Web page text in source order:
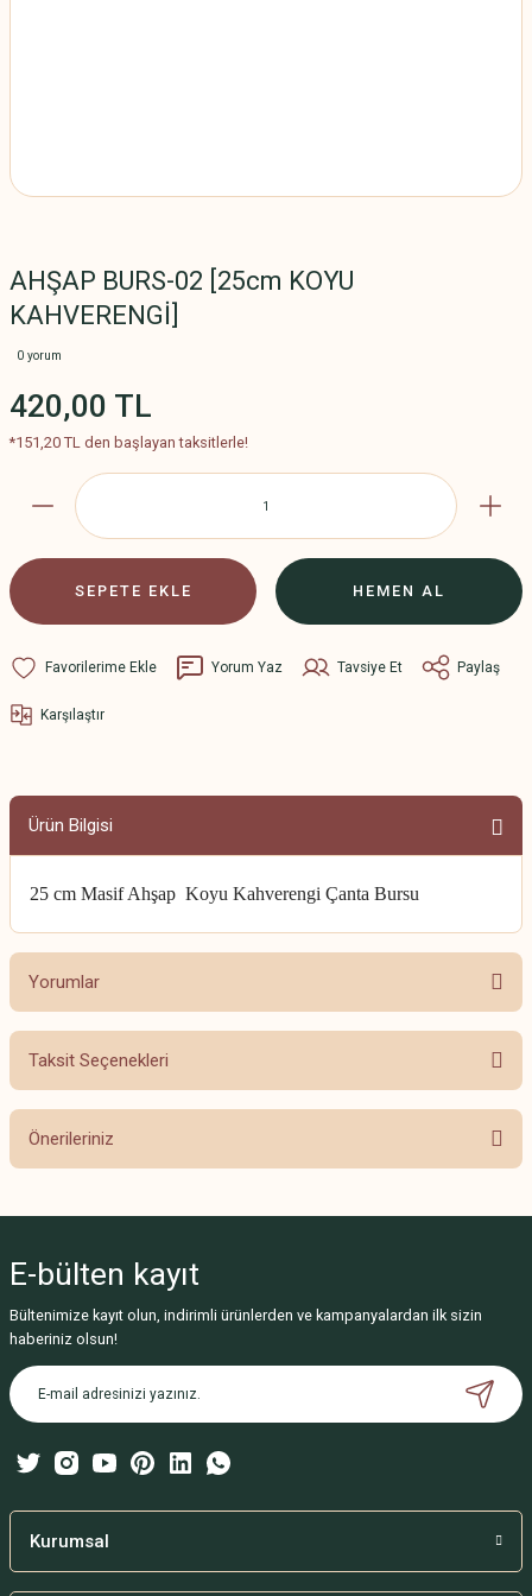
AHŞAP BURS-02 [25cm KOYU
KAHVERENGİ]
0 yorum
420,00 TL
*151,20 TL den başlayan taksitlerle!
SEPETE EKLE HEMEN AL
Yorum Yaz Tavsiye Et Paylaş
Karşılaştır
Ürün Bilgisi
25 cm Masif Ahşap Koyu Kahverengi Çanta Bursu
Yorumlar
Bu ürüne ilk yorumu siz yapın!
Taksit Seçenekleri
Önerileriniz
Görüş ve önerileriniz için teşekkür ederiz.
Ürün resmi kalitesiz, bozuk veya görüntülenemiyor.
Ürün açıklamasında eksik bilgiler bulunuyor.
Ürün bilgilerinde hatalar bulunuyor.
Bu ürüne benzer farklı alternatifler olmalı.
E-bülten kayıt
Bültenimize kayıt olun, indirimli ürünlerden ve kampanyalardan ilk sizin
haberiniz olsun!
Kurumsal